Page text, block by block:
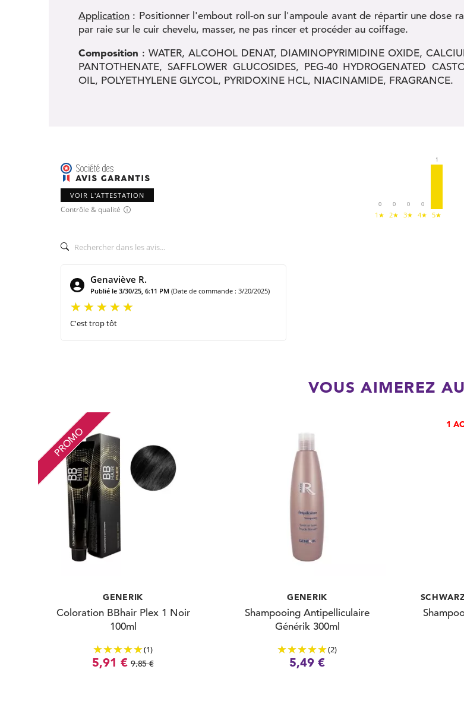
Application : Positionner l'embout roll-on sur l'ampoule avant de répartir une dose
par raie sur le cuir chevelu, masser, ne pas rincer et procéder au coiffage.
Composition : WATER, ALCOHOL DENAT, DIAMINOPYRIMIDINE OXIDE,
PANTOTHENATE, SAFFLOWER GLUCOSIDES, PEG-40 HYDROGENATED
OIL, POLYETHYLENE GLYCOL, PYRIDOXINE HCL, NIACINAMIDE, FRAGRANCE.
VOIR L'ATTESTATION
Contrôle & qualité
0
1★
0
2★
0
3★
0
4★
1
5★
Genaviève R.
Publié le 3/30/25, 6:11 PM (Date de commande : 3/20/2025)
C'est trop tôt
VOUS AIMEREZ
PROMO
GENERIK
Coloration BBhair Plex 1 Noir
100ml
(1)
5,91 € 9,85 €
GENERIK
Shampooing Antipelliculaire
Générik 300ml
(2)
5,49 €
1